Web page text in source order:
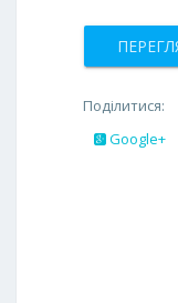
Поділитися:
Google+